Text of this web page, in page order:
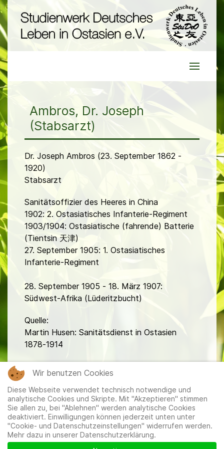
Ambros, Dr. Joseph
(Stabsarzt)
Dr. Joseph Ambros (23. September 1862 -
1920)
Stabsarzt
Sanitätsoffizier des Heeres in China
1902: 2. Ostasiatisches Infanterie-Regiment
1903/1904: Ostasiatische (fahrende) Batterie
(Tientsin 天津)
27. September 1905: 1. Ostasiatisches
Infanterie-Regiment
28. September 1905 - 18. März 1907:
Südwest-Afrika (Lüderitzbucht)
Quelle:
Martin Husen: Sanitätsdienst in Ostasien
1878-1914
Mitglieder|Impressum|Datenschutzerklärung|Cookie-
Wir benutzen Cookies
Diese Webseite verwendet technisch notwendige und
analytische Cookies und Skripte. Mit "Akzeptieren" stimmen
Sie allen zu, bei "Ablehnen" werden analytische Cookies
deaktiviert. Einwilligungen können jederzeit unten unter
"Cookie- und Datenschutzeinstellungen" widerrufen werden.
Mehr dazu in unserer Datenschutzerklärung.